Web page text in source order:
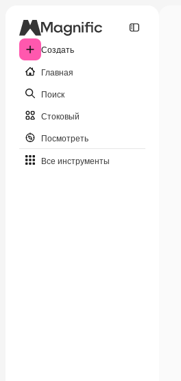
Создать
Главная
Поиск
Стоковый
Посмотреть
Все инструменты